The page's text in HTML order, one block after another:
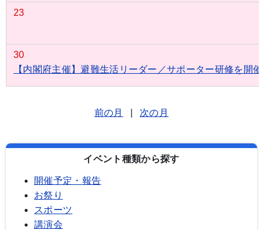
23
30
【内閣府主催】避難生活リーダー／サポーター研修を開
前の月 次の月
イベント種類から探す
開催予定・報告
お祭り
スポーツ
講演会